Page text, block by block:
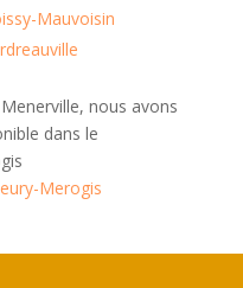
Mauvoisin
nous avons
dans le
Merogis